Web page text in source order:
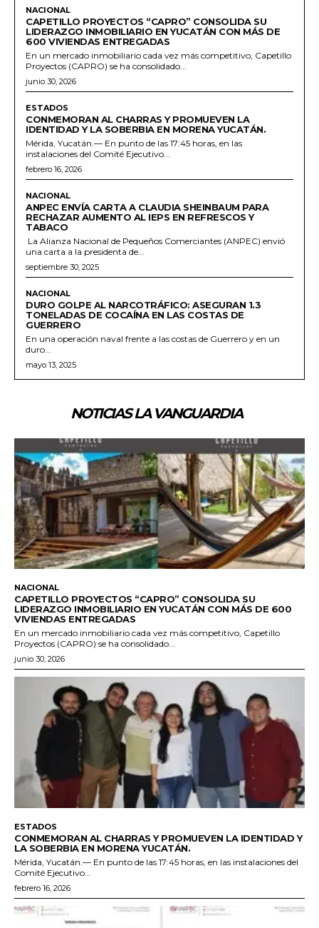
NACIONAL
CAPETILLO PROYECTOS “CAPRO” CONSOLIDA SU
LIDERAZGO INMOBILIARIO EN YUCATÁN CON MÁS DE
600 VIVIENDAS ENTREGADAS
En un mercado inmobiliario cada vez más competitivo, Capetillo
Proyectos (CAPRO) se ha consolidado...
junio 30, 2026
ESTADOS
CONMEMORAN AL CHARRAS Y PROMUEVEN LA
IDENTIDAD Y LA SOBERBIA EN MORENA YUCATÁN.
Mérida, Yucatán.— En punto de las 17:45 horas, en las
instalaciones del Comité Ejecutivo...
febrero 16, 2026
NACIONAL
ANPEC ENVÍA CARTA A CLAUDIA SHEINBAUM PARA
RECHAZAR AUMENTO AL IEPS EN REFRESCOS Y
TABACO
La Alianza Nacional de Pequeños Comerciantes (ANPEC) envió
una carta a la presidenta de...
septiembre 30, 2025
NACIONAL
DURO GOLPE AL NARCOTRÁFICO: ASEGURAN 1.3
TONELADAS DE COCAÍNA EN LAS COSTAS DE
GUERRERO
En una operación naval frente a las costas de Guerrero y en un
duro...
mayo 13, 2025
NOTICIAS LA VANGUARDIA
NACIONAL
CAPETILLO PROYECTOS “CAPRO” CONSOLIDA SU
LIDERAZGO INMOBILIARIO EN YUCATÁN CON MÁS DE 600
VIVIENDAS ENTREGADAS
En un mercado inmobiliario cada vez más competitivo, Capetillo
Proyectos (CAPRO) se ha consolidado...
junio 30, 2026
ESTADOS
CONMEMORAN AL CHARRAS Y PROMUEVEN LA IDENTIDAD Y
LA SOBERBIA EN MORENA YUCATÁN.
Mérida, Yucatán.— En punto de las 17:45 horas, en las instalaciones del
Comité Ejecutivo...
febrero 16, 2026